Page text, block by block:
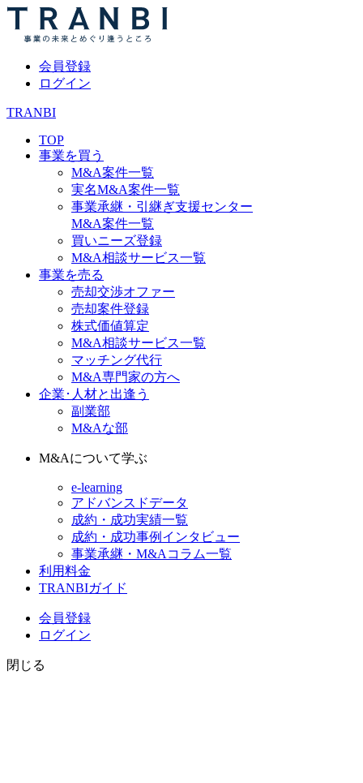
会員登録
ログイン
TRANBI
TOP
事業を買う
M&A案件一覧
実名M&A案件一覧
事業承継・引継ぎ支援センター
M&A案件一覧
買いニーズ登録
M&A相談サービス一覧
事業を売る
売却交渉オファー
売却案件登録
株式価値算定
M&A相談サービス一覧
マッチング代行
M&A専門家の方へ
企業･人材と出逢う
副業部
M&Aな部
M&Aについて学ぶ
e-learning
アドバンスドデータ
成約・成功実績一覧
成約・成功事例インタビュー
事業承継・M&Aコラム一覧
利用料金
TRANBIガイド
会員登録
ログイン
閉じる